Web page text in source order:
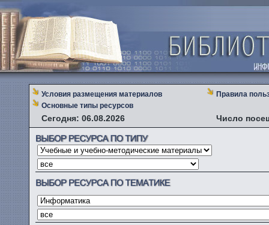
Условия размещения материалов
Правила
Основные типы ресурсов
Сегодня: 06.08.2026 Число